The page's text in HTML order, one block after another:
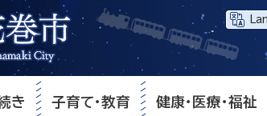
き 子育て・教育 健康・医療・福祉